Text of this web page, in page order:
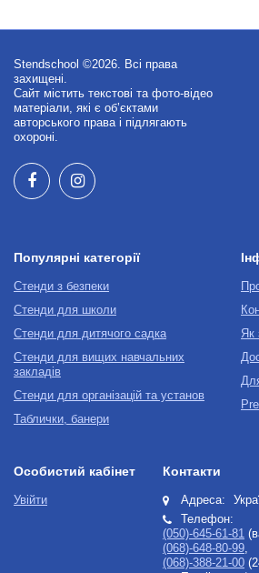
Stendschool ©2026. Всі права
захищені.
Сайт містить текстові та фото-відео
матеріали, які є об’єктами
авторського права і підлягають
охороні.
Популярні категорії
Стенди з безпеки
Стенди для школи
Стенди для дитячого садка
Стенди для вищих навчальних
закладів
Стенди для організацій та установ
Таблички, банери
Як
Особистий кабінет
Увійти
Контакти
Адреса:
Телефон:
(050)-645-61-81
(068)-648-80-99,
(068)-388-21-00